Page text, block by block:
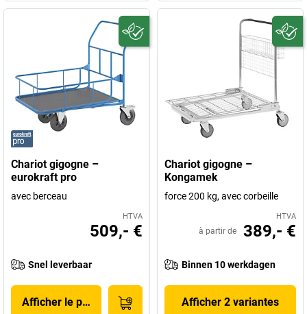
Chariot gigogne –
eurokraft pro
avec berceau
HTVA
509,- €
Snel leverbaar
Afficher le produit
Chariot gigogne –
Kongamek
force 200 kg, avec corbeille
HTVA
à partir de 389,- €
Binnen 10 werkdagen
Afficher 2 variantes